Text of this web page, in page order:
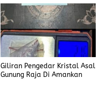
Giliran Pengedar Kristal Asal
Gunung Raja Di Amankan